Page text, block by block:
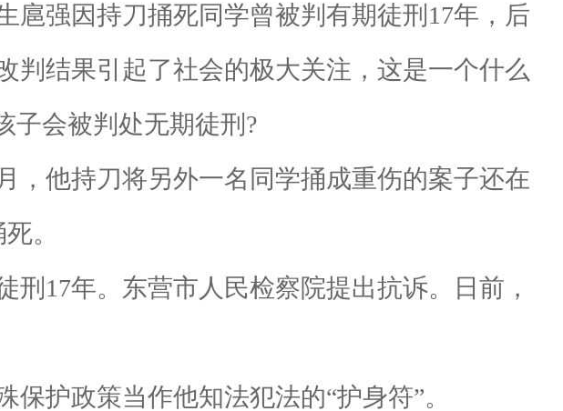
强因持刀捅死同学曾被判有期徒刑17年，后
判结果引起了社会的极大关注，这是一个什么
子会被判处无期徒刑?
他持刀将另外一名同学捅成重伤的案子还在
。
17年。东营市人民检察院提出抗诉。日前，
护政策当作他知法犯法的“护身符”。